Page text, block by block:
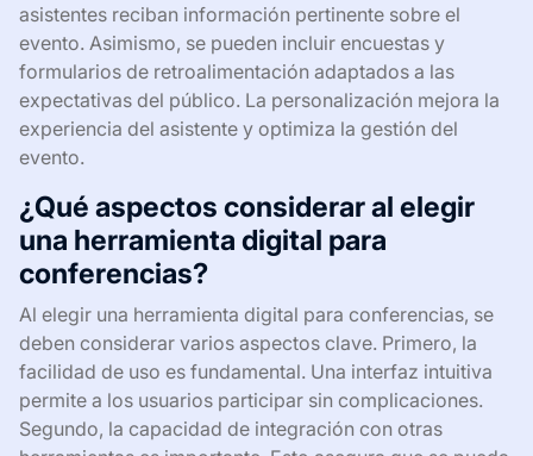
asistentes reciban información pertinente sobre el
evento. Asimismo, se pueden incluir encuestas y
formularios de retroalimentación adaptados a las
expectativas del público. La personalización mejora la
experiencia del asistente y optimiza la gestión del
evento.
¿Qué aspectos considerar al elegir
una herramienta digital para
conferencias?
Al elegir una herramienta digital para conferencias, se
deben considerar varios aspectos clave. Primero, la
facilidad de uso es fundamental. Una interfaz intuitiva
permite a los usuarios participar sin complicaciones.
Segundo, la capacidad de integración con otras